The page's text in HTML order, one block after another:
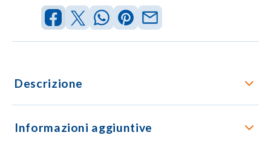
Descrizione
Informazioni aggiuntive